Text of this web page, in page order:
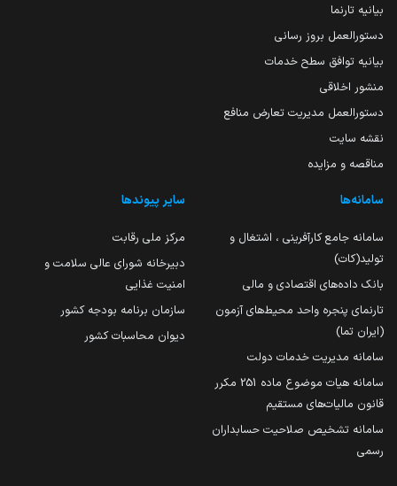
بیانیه تارنما
دستورالعمل بروز رسانی
بیانیه توافق سطح خدمات
منشور اخلاقی
دستورالعمل مدیریت تعارض منافع
نقشه سایت
مناقصه و مزایده
سامانه‌ها
سامانه جامع کارآفرینی ، اشتغال و
تولید(کات)
بانک داده‌های اقتصادی و مالی
تارنمای پنجره واحد محیط‌های آزمون
(ایران تما)
سامانه مدیریت خدمات دولت
سامانه هیات موضوع ماده 251 مکرر
قانون مالیات‌های مستقیم
سامانه تشخیص صلاحیت حسابداران
رسمی
سایر پیوندها
مرکز ملی رقابت
دبیرخانه شورای عالی سلامت و
امنیت غذایی
سازمان برنامه بودجه کشور
دیوان محاسبات کشور